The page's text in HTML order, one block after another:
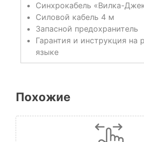
Синхрокабель «Вилка-
Силовой кабель 4 м
Запасной предохранитель
Гарантия и инструкция на
языке
Похожие